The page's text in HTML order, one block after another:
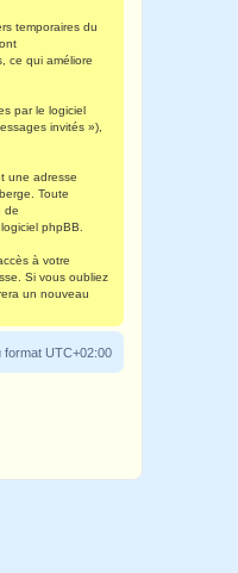
temporaires du
ce qui améliore
par le logiciel
invités »),
une adresse
Toute
de
phpBB.
à votre
Si vous oubliez
un nouveau
format UTC+02:00